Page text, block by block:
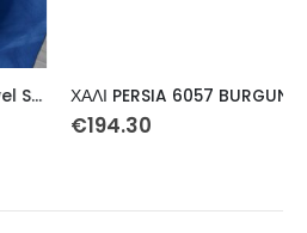
Σεντόνια Σετ 2 τεμ Marvel Spider-Man 712 160X240 Electric Blue 100% Cotton
ΧΑΛΙ PERSIA 6057 BURGUNDY ΜΕ ΚΡΟΣΣΙ – 200X290 NewPlan
194.30